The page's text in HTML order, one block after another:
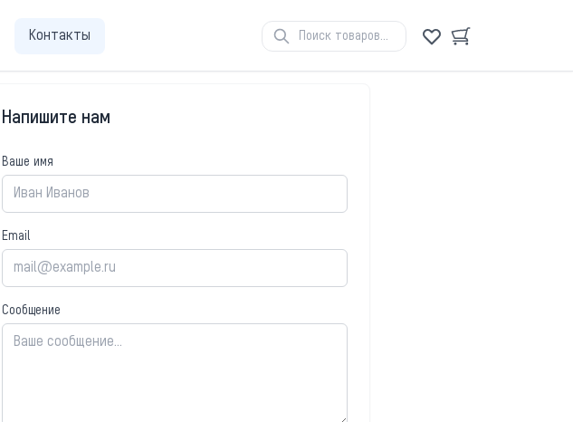
Контакты
Напишите нам
Ваше имя
Email
Сообщение